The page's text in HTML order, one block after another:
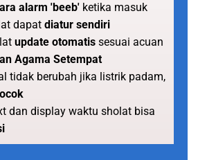
alarm 'beeb' ketika masuk
dapat diatur sendiri
update otomatis sesuai acuan
Agama Setempat
tidak berubah jika listrik padam,
dan display waktu sholat bisa